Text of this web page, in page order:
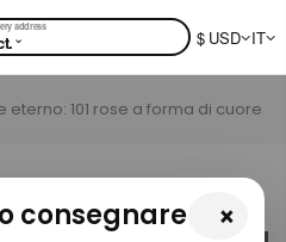
⌄ $ USD IT
×
consegnare
eterno: 101 rose a forma di cuore